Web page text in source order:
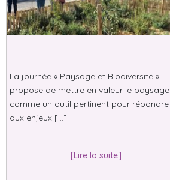
La journée « Paysage et Biodiversité »
propose de mettre en valeur le paysage
comme un outil pertinent pour répondre
aux enjeux […]
[Lire la suite]